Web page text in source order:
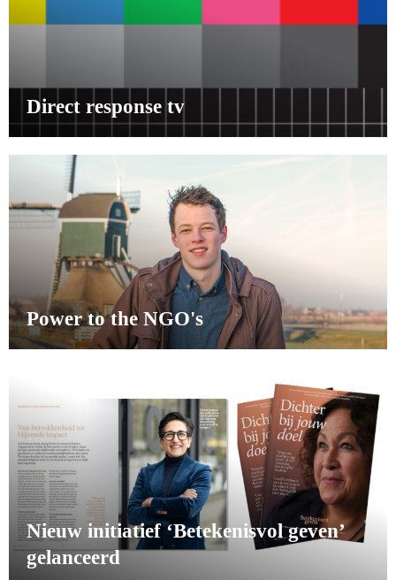
Direct response tv
Power to the NGO's
Nieuw initiatief ‘Betekenisvol geven’
gelanceerd